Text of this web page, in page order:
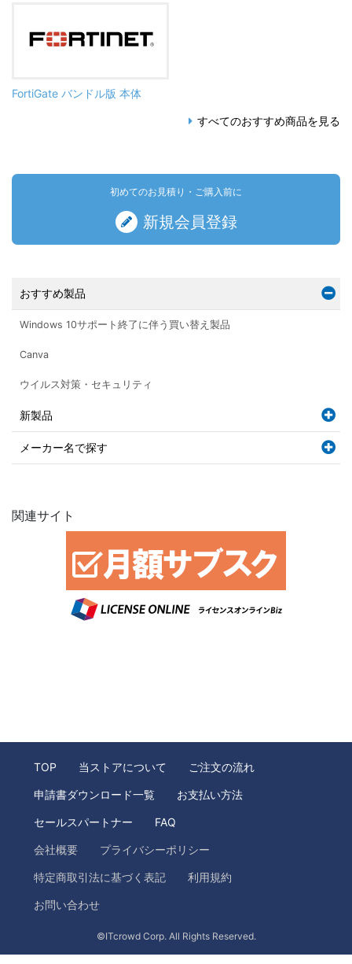
FortiGate バンドル版 本体
すべてのおすすめ商品を見る
初めてのお見積り・ご購入前に
新規会員登録
おすすめ製品
Windows 10サポート終了に伴う買い替え製品
Canva
ウイルス対策・セキュリティ
新製品
メーカー名で探す
関連サイト
TOP 当ストアについて ご注文の流れ
申請書ダウンロード一覧 お支払い方法
セールスパートナー FAQ
会社概要 プライバシーポリシー
特定商取引法に基づく表記 利用規約
お問い合わせ
©ITcrowd Corp. All Rights Reserved.